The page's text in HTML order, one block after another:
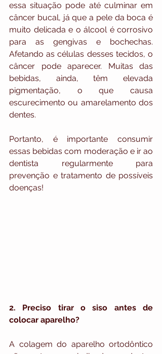
essa situação pode até culminar em
câncer bucal, já que a pele da boca é
muito delicada e o álcool é corrosivo
para as gengivas e bochechas.
Afetando as células desses tecidos, o
câncer pode aparecer. Muitas das
bebidas, ainda, têm elevada
pigmentação, o que causa
escurecimento ou amarelamento dos
dentes.
Portanto, é importante consumir
essas bebidas com moderação e ir ao
dentista regularmente para
prevenção e tratamento de possíveis
doenças!
2. Preciso tirar o siso antes de
colocar aparelho?
A colagem do aparelho ortodôntico